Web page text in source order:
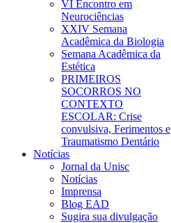
VI Encontro em
Neurociências
XXIV Semana
Acadêmica da Biologia
Semana Acadêmica da
Estética
PRIMEIROS
SOCORROS NO
CONTEXTO
ESCOLAR: Crise
convulsiva, Ferimentos e
Traumatismo Dentário
Notícias
Jornal da Unisc
Notícias
Imprensa
Blog EAD
Sugira sua divulgação